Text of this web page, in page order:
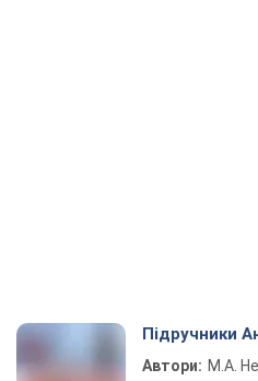
Підручники
Автори: М.А.